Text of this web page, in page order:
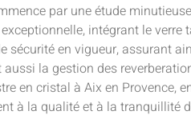
par une étude
intégrant le
sécurité en vigueur, assurant
la gestion des
en cristal à Aix en Provence,
à la qualité et à la tranquillité